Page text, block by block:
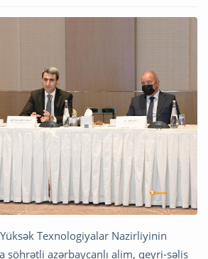
Texnologiyalar Nazirliyinin
şöhrətli azərbaycanlı alim, qeyri-səlis